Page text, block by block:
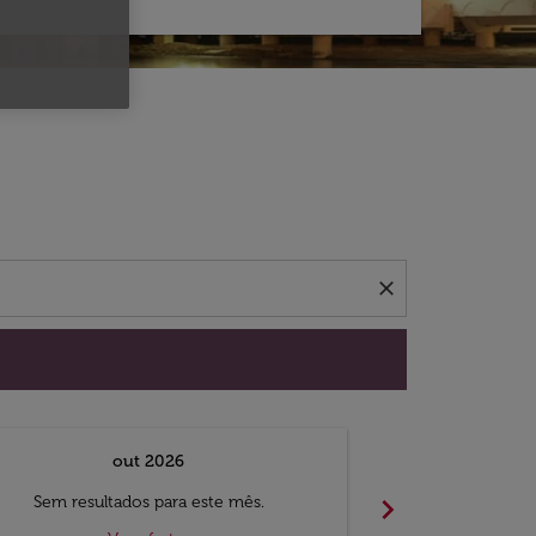
close
out 2026
Sem resultados para este mês.
chevron_right